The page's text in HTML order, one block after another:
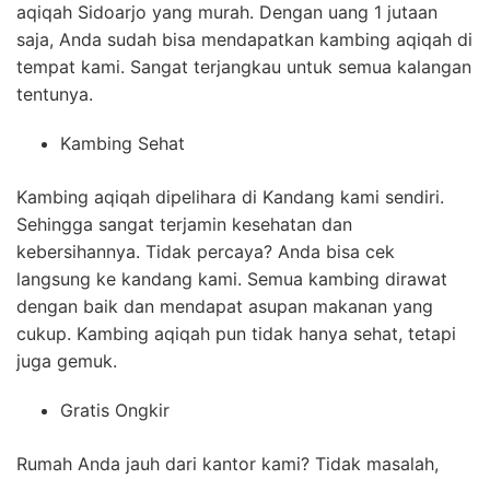
aqiqah Sidoarjo yang murah. Dengan uang 1 jutaan
saja, Anda sudah bisa mendapatkan kambing aqiqah di
tempat kami. Sangat terjangkau untuk semua kalangan
tentunya.
Kambing Sehat
Kambing aqiqah dipelihara di Kandang kami sendiri.
Sehingga sangat terjamin kesehatan dan
kebersihannya. Tidak percaya? Anda bisa cek
langsung ke kandang kami. Semua kambing dirawat
dengan baik dan mendapat asupan makanan yang
cukup. Kambing aqiqah pun tidak hanya sehat, tetapi
juga gemuk.
Gratis Ongkir
Rumah Anda jauh dari kantor kami? Tidak masalah,